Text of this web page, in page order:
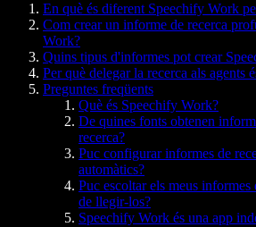
En què és diferent Speechify Work
Com crear un informe de recerca
Work?
Quins tipus d'informes pot crear
Per què delegar la recerca als agents
Preguntes freqüents
Què és Speechify Work?
De quines fonts obtenen
recerca?
Puc configurar informes de
automàtics?
Puc escoltar els meus informes
de llegir-los?
Speechify Work és una app